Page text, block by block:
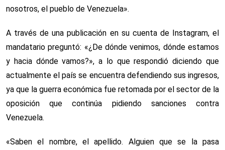
nosotros, el pueblo de Venezuela».
A través de una publicación en su cuenta de Instagram, el
mandatario preguntó: «¿De dónde venimos, dónde estamos
y hacia dónde vamos?», a lo que respondió diciendo que
actualmente el país se encuentra defendiendo sus ingresos,
ya que la guerra económica fue retomada por el sector de la
oposición que continúa pidiendo sanciones contra
Venezuela.
«Saben el nombre, el apellido. Alguien que se la pasa